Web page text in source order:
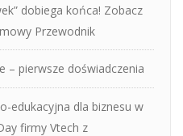
dobiega końca! Zobacz
Przewodnik
– pierwsze doświadczenia
edukacyjna dla biznesu w
firmy Vtech z